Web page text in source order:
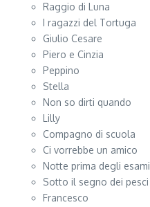
Raggio di Luna
I ragazzi del Tortuga
Giulio Cesare
Piero e Cinzia
Peppino
Stella
Non so dirti quando
Lilly
Compagno di scuola
Ci vorrebbe un amico
Notte prima degli esami
Sotto il segno dei pesci
Francesco